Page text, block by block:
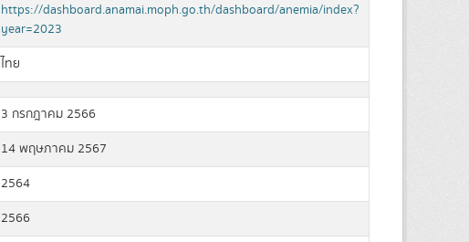
https://dashboard.anamai.moph.go.th/dashboard/anemia/index?
year=2023
ไทย
3 กรกฎาคม 2566
14 พฤษภาคม 2567
2564
2566